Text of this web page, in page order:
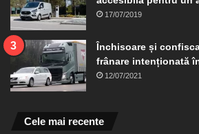
17/07/2019
Închisoare și
frânare intenționată
12/07/2021
Cele mai recente